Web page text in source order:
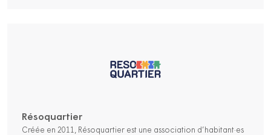
Résoquartier
Créée en 2011, Résoquartier est une association d’habitant·es